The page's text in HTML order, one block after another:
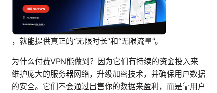
，就能提供真正的“无限时长”和“无限流量”。
为什么付费VPN能做到？因为它们有持续的资金投入来
维护庞大的服务器网络，升级加密技术，并确保用户数据
的安全。它们不会通过出售你的数据来盈利，而是靠用户